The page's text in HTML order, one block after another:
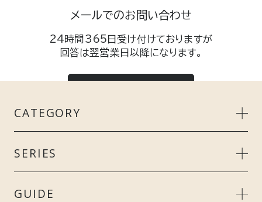
メールでのお問い合わせ
24時間365日受け付けておりますが
回答は翌営業日以降になります。
CATEGORY
MEN’S
SERIES
リカバリークール＋
GUIDE